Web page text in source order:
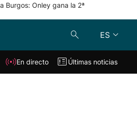
Burgos: Onley gana la 2ª
ES
Klisk En directo
En directo Últimas noticias